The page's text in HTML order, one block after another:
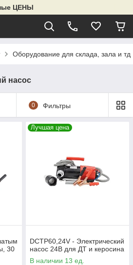
ЦЕНЫ
Оборудование для склада, зала и тд
насос
0 Фильтры
30
Лучшая цена
DCTP60,24V - Электрический
насос 24В для ДТ и керосина
В наличии 13 ед.